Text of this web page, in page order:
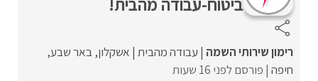
רימון שירותי השמה עבודה מהבית אשקלון באר שבע
חיפה פורסם לפני 16 שעות